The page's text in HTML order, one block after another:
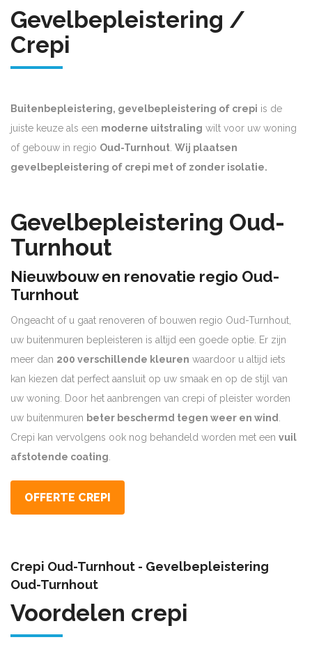
Gevelbepleistering /
Crepi
Buitenbepleistering, gevelbepleistering of crepi is de
juiste keuze als een moderne uitstraling wilt voor uw woning
of gebouw in regio Oud-Turnhout. Wij plaatsen
gevelbepleistering of crepi met of zonder isolatie.
Gevelbepleistering Oud-
Turnhout
Nieuwbouw en renovatie regio Oud-
Turnhout
Ongeacht of u gaat renoveren of bouwen regio Oud-Turnhout,
uw buitenmuren bepleisteren is altijd een goede optie. Er zijn
meer dan 200 verschillende kleuren waardoor u altijd iets
kan kiezen dat perfect aansluit op uw smaak en op de stijl van
uw woning. Door het aanbrengen van crepi of pleister worden
uw buitenmuren beter beschermd tegen weer en wind.
Crepi kan vervolgens ook nog behandeld worden met een vuil
afstotende coating.
OFFERTE CREPI
Crepi Oud-Turnhout - Gevelbepleistering
Oud-Turnhout
Voordelen crepi